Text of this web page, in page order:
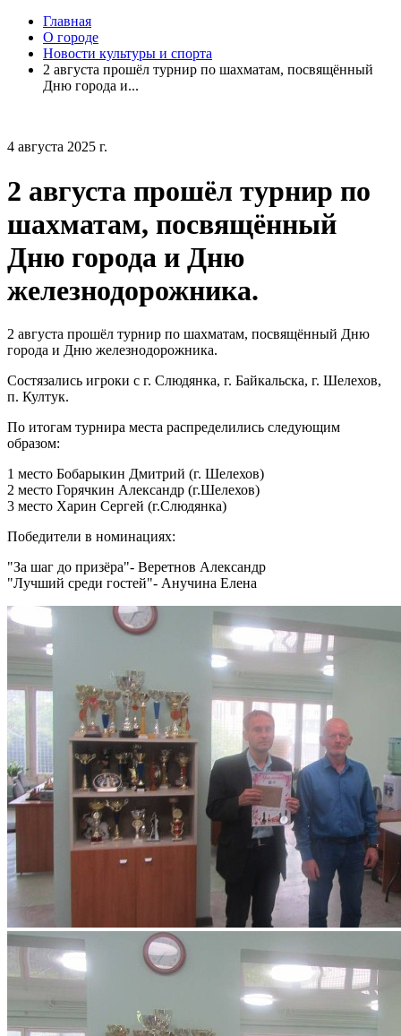
Главная
О городе
Новости культуры и спорта
2 августа прошёл турнир по шахматам, посвящённый
Дню города и...
4 августа 2025 г.
2 августа прошёл турнир по
шахматам, посвящённый
Дню города и Дню
железнодорожника.
2 августа прошёл турнир по шахматам, посвящённый Дню
города и Дню железнодорожника.
Состязались игроки с г. Слюдянка, г. Байкальска, г. Шелехов,
п. Култук.
По итогам турнира места распределились следующим
образом:
1 место Бобарыкин Дмитрий (г. Шелехов)
2 место Горячкин Александр (г.Шелехов)
3 место Харин Сергей (г.Слюдянка)
Победители в номинациях:
"За шаг до призёра"- Веретнов Александр
"Лучший среди гостей"- Анучина Елена